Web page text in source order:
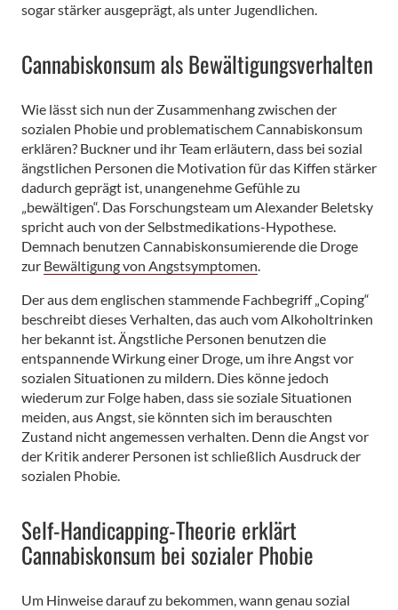
sogar stärker ausgeprägt, als unter Jugendlichen.
Cannabiskonsum als Bewältigungsverhalten
Wie lässt sich nun der Zusammenhang zwischen der
sozialen Phobie und problematischem Cannabiskonsum
erklären? Buckner und ihr Team erläutern, dass bei sozial
ängstlichen Personen die Motivation für das Kiffen stärker
dadurch geprägt ist, unangenehme Gefühle zu
„bewältigen“. Das Forschungsteam um Alexander Beletsky
spricht auch von der Selbstmedikations-Hypothese.
Demnach benutzen Cannabiskonsumierende die Droge
zur Bewältigung von Angstsymptomen.
Der aus dem englischen stammende Fachbegriff „Coping“
beschreibt dieses Verhalten, das auch vom Alkoholtrinken
her bekannt ist. Ängstliche Personen benutzen die
entspannende Wirkung einer Droge, um ihre Angst vor
sozialen Situationen zu mildern. Dies könne jedoch
wiederum zur Folge haben, dass sie soziale Situationen
meiden, aus Angst, sie könnten sich im berauschten
Zustand nicht angemessen verhalten. Denn die Angst vor
der Kritik anderer Personen ist schließlich Ausdruck der
sozialen Phobie.
Self-Handicapping-Theorie erklärt
Cannabiskonsum bei sozialer Phobie
Um Hinweise darauf zu bekommen, wann genau sozial